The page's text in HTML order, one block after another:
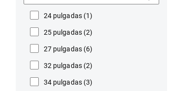
24 pulgadas (1)
25 pulgadas (2)
27 pulgadas (6)
32 pulgadas (2)
34 pulgadas (3)